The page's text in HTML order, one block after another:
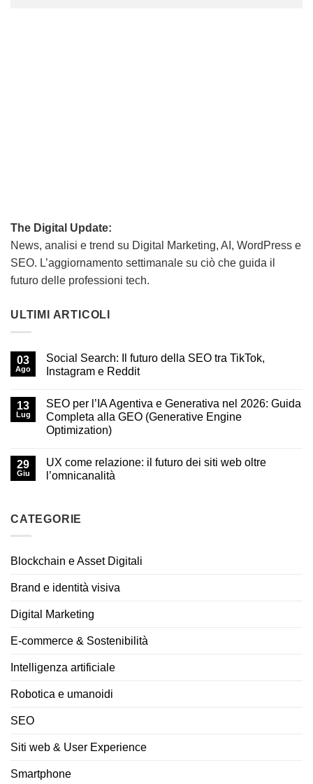
The Digital Update:
News, analisi e trend su Digital Marketing, AI, WordPress e
SEO. L’aggiornamento settimanale su ciò che guida il
futuro delle professioni tech.
ULTIMI ARTICOLI
03
Ago
Social Search: Il futuro della SEO tra TikTok,
Instagram e Reddit
13
Lug
SEO per l’IA Agentiva e Generativa nel 2026: Guida
Completa alla GEO (Generative Engine
Optimization)
29
Giu
UX come relazione: il futuro dei siti web oltre
l’omnicanalità
CATEGORIE
Blockchain e Asset Digitali
Brand e identità visiva
Digital Marketing
E-commerce & Sostenibilità
Intelligenza artificiale
Robotica e umanoidi
SEO
Siti web & User Experience
Smartphone